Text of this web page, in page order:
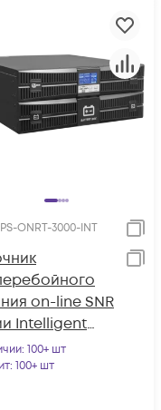
ONRT-3000-INT
on-line SNR
Intelligent
96VDC
: 100+ шт
: 100+ шт